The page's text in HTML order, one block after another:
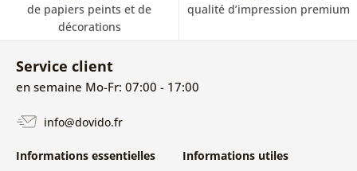
de papiers peints et de
décorations
qualité d’impression premium
Service client
en semaine Mo-Fr: 07:00 - 17:00
info@dovido.fr
Informations essentielles Informations utiles